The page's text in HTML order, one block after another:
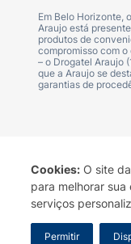
Cookies: O site
para melhorar
serviços
Permitir
Em Belo Horizonte,
Araujo está
produtos de
compromisso com
– o Drogatel Araujo
que a Araujo se
garantias de
Termo de Uso
A Drogaria Araujo
marca. Para sua
Araujo S.A. Em